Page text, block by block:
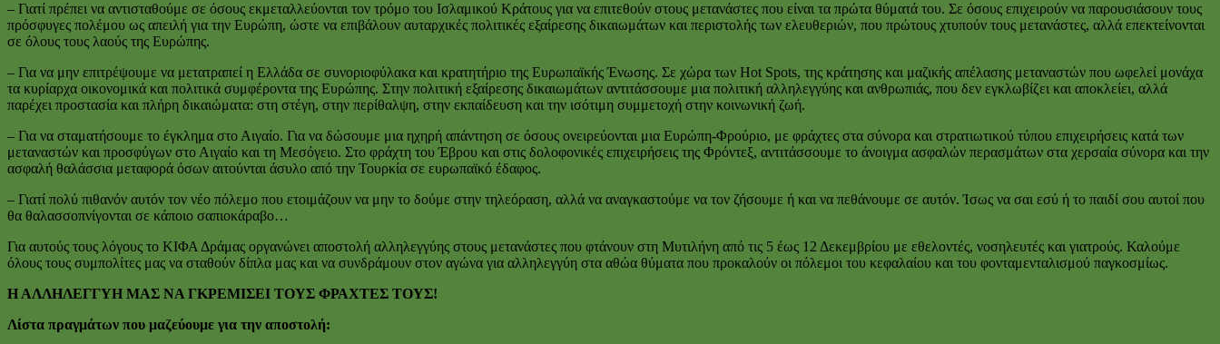
– Γιατί πρέπει να αντισταθούμε σε όσους εκμεταλλεύονται τον τρόμο του Ισλαμικού Κράτους για να επιτεθούν στους μετανάστες που είναι τα πρώτα θύματά του. Σε όσους επιχειρούν να παρουσιάσουν τους
πρόσφυγες πολέμου ως απειλή για την Ευρώπη, ώστε να επιβάλουν αυταρχικές πολιτικές εξαίρεσης δικαιωμάτων και περιστολής των ελευθεριών, που πρώτους χτυπούν τους μετανάστες, αλλά επεκτείνονται
σε όλους τους λαούς της Ευρώπης.
– Για να μην επιτρέψουμε να μετατραπεί η Ελλάδα σε συνοριοφύλακα και κρατητήριο της Ευρωπαϊκής Ένωσης. Σε χώρα των Hot Spots, της κράτησης και μαζικής απέλασης μεταναστών που ωφελεί μονάχα
τα κυρίαρχα οικονομικά και πολιτικά συμφέροντα της Ευρώπης. Στην πολιτική εξαίρεσης δικαιωμάτων αντιτάσσουμε μια πολιτική αλληλεγγύης και ανθρωπιάς, που δεν εγκλωβίζει και αποκλείει, αλλά
παρέχει προστασία και πλήρη δικαιώματα: στη στέγη, στην περίθαλψη, στην εκπαίδευση και την ισότιμη συμμετοχή στην κοινωνική ζωή.
– Για να σταματήσουμε το έγκλημα στο Αιγαίο. Για να δώσουμε μια ηχηρή απάντηση σε όσους ονειρεύονται μια Ευρώπη-Φρούριο, με φράχτες στα σύνορα και στρατιωτικού τύπου επιχειρήσεις κατά των
μεταναστών και προσφύγων στο Αιγαίο και τη Μεσόγειο. Στο φράχτη του Έβρου και στις δολοφονικές επιχειρήσεις της Φρόντεξ, αντιτάσσουμε το άνοιγμα ασφαλών περασμάτων στα χερσαία σύνορα και την
ασφαλή θαλάσσια μεταφορά όσων αιτούνται άσυλο από την Τουρκία σε ευρωπαϊκό έδαφος.
– Γιατί πολύ πιθανόν αυτόν τον νέο πόλεμο που ετοιμάζουν να μην το δούμε στην τηλεόραση, αλλά να αναγκαστούμε να τον ζήσουμε ή και να πεθάνουμε σε αυτόν. Ίσως να σαι εσύ ή το παιδί σου αυτοί που
θα θαλασσοπνίγονται σε κάποιο σαπιοκάραβο…
Για αυτούς τους λόγους το ΚΙΦΑ Δράμας οργανώνει αποστολή αλληλεγγύης στους μετανάστες που φτάνουν στη Μυτιλήνη από τις 5 έως 12 Δεκεμβρίου με εθελοντές, νοσηλευτές και γιατρούς. Καλούμε
όλους τους συμπολίτες μας να σταθούν δίπλα μας και να συνδράμουν στον αγώνα για αλληλεγγύη στα αθώα θύματα που προκαλούν οι πόλεμοι του κεφαλαίου και του φονταμενταλισμού παγκοσμίως.
Η ΑΛΛΗΛΕΓΓΥΗ ΜΑΣ ΝΑ ΓΚΡΕΜΙΣΕΙ ΤΟΥΣ ΦΡΑΧΤΕΣ ΤΟΥΣ!
Λίστα πραγμάτων που μαζεύουμε για την αποστολή: